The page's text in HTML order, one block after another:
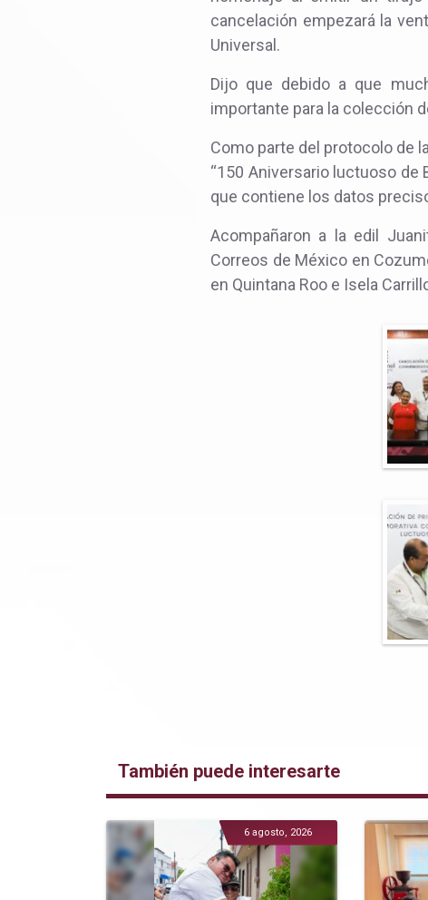
cancelación empezará la
Universal.
Dijo que debido a que
importante para la colección
Como parte del protocolo de
“150 Aniversario luctuoso de
que contiene los datos
Acompañaron a la edil
Correos de México en
en Quintana Roo e Isela
También puede interesarte
6 agosto, 2026